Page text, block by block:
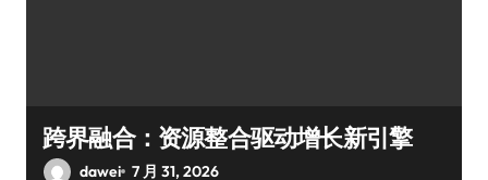
跨界融合：资源整合驱动增长新引擎
dawei 7 月 31, 2026